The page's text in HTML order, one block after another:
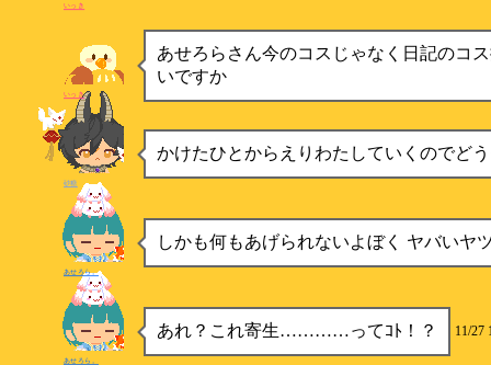
いっき
あせろらさん今のコスじゃなく日記のコ
いですか
いっき
かけたひとからえりわたしていくのでど
砂糖
しかも何もあげられないよぼく ヤバいヤ
あせろら。
あれ？これ寄生…………ってｺﾄ！？ 11/27
あせろら。